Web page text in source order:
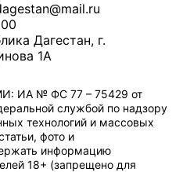
Дагестан, г.
1А
ИА № ФС 77 – 75429 от
службой по надзору
технологий и массовых
фото и
информацию
18+ (запрещено для